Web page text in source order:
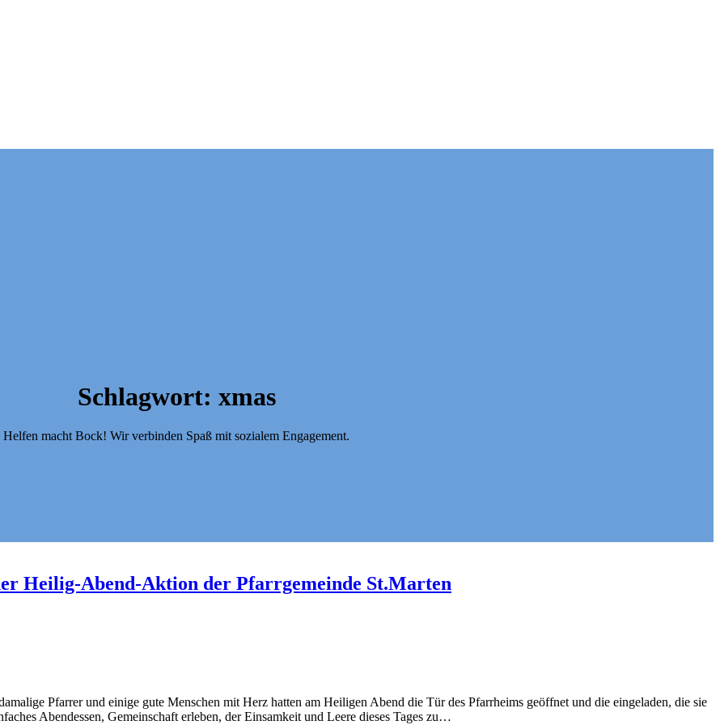
Schlagwort: xmas
Helfen macht Bock! Wir verbinden Spaß mit sozialem Engagement.
Heilig-Abend-Aktion der Pfarrgemeinde St.Marten
Pfarrer und einige gute Menschen mit Herz hatten am Heiligen Abend die Tür des Pfarrheims geöffnet und die eingeladen, die sie
Abendessen, Gemeinschaft erleben, der Einsamkeit und Leere dieses Tages zu…